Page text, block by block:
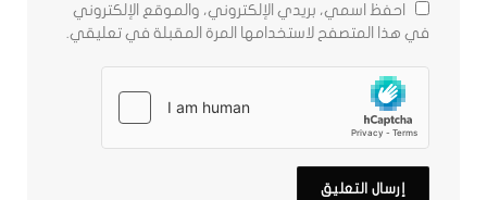
احفظ اسمي، بريدي الإلكتروني، والموقع الإلكتروني
في هذا المتصفح لاستخدامها المرة المقبلة في تعليقي.